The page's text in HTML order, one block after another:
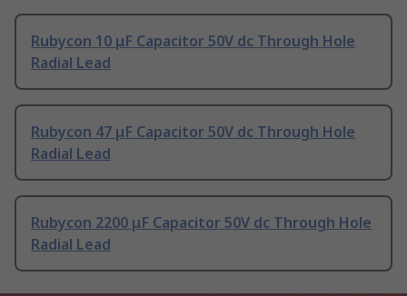
Rubycon 10 μF Capacitor 50V dc Through Hole
Radial Lead
Rubycon 47 μF Capacitor 50V dc Through Hole
Radial Lead
Rubycon 2200 μF Capacitor 50V dc Through Hole
Radial Lead